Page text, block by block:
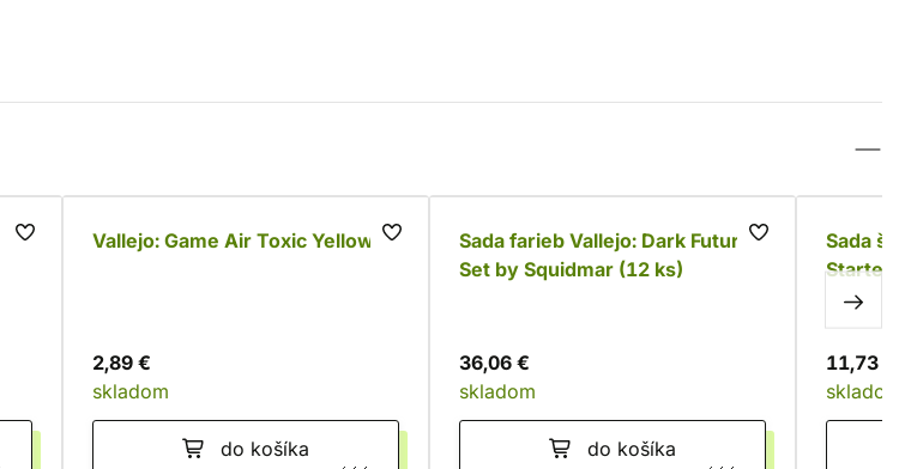
Vallejo: Game Air Toxic Yellow
2,89 €
skladom
do košíka
Sada farieb Vallejo: Dark Future
Set by Squidmar (12 ks)
36,06 €
skladom
do košíka
Sada
Starter
11,73 €
skladom